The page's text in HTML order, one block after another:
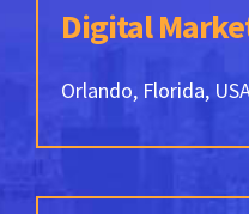
Digital
Orlando, Florida,